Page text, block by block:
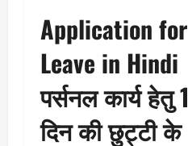
Application for
Leave in Hindi
पर्सनल कार्य हेतु 1
दिन की छुट्टी के